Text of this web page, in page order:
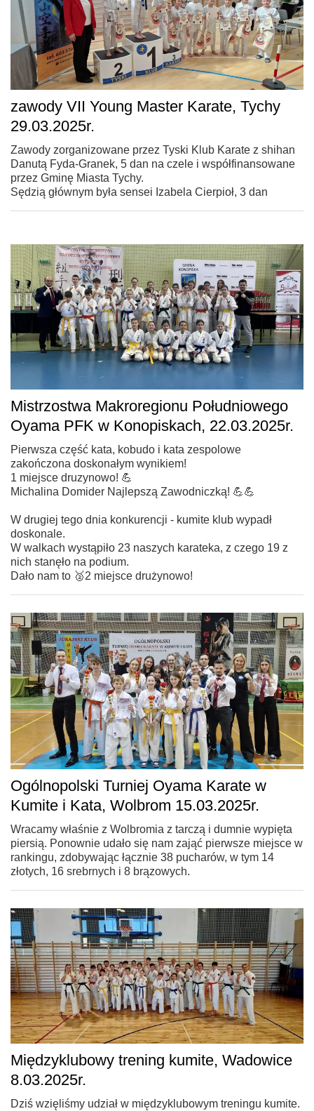
zawody VII Young Master Karate, Tychy
29.03.2025r.
Zawody zorganizowane przez Tyski Klub Karate z shihan
Danutą Fyda-Granek, 5 dan na czele i współfinansowane
przez Gminę Miasta Tychy.
Sędzią głównym była sensei Izabela Cierpioł, 3 dan
Mistrzostwa Makroregionu Południowego
Oyama PFK w Konopiskach, 22.03.2025r.
Pierwsza część kata, kobudo i kata zespolowe
zakończona doskonałym wynikiem!
1 miejsce druzynowo! 💪
Michalina Domider Najlepszą Zawodniczką! 💪💪
W drugiej tego dnia konkurencji - kumite klub wypadł
doskonale.
W walkach wystąpiło 23 naszych karateka, z czego 19 z
nich stanęło na podium.
Dało nam to 🥈2 miejsce drużynowo!
Ogólnopolski Turniej Oyama Karate w
Kumite i Kata, Wolbrom 15.03.2025r.
Wracamy właśnie z Wolbromia z tarczą i dumnie wypięta
piersią. Ponownie udało się nam zająć pierwsze miejsce w
rankingu, zdobywając łącznie 38 pucharów, w tym 14
złotych, 16 srebrnych i 8 brązowych.
Międzyklubowy trening kumite, Wadowice
8.03.2025r.
Dziś wzięliśmy udział w międzyklubowym treningu kumite.